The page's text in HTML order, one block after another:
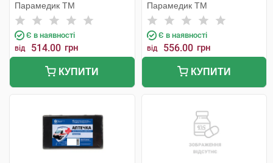
Парамедик ТМ
Є в наявності
від 514.00 грн
КУПИТИ
Парамедик ТМ
Є в наявності
від 556.00 грн
КУПИТИ